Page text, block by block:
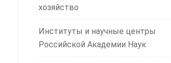
хозяйство
Институты и научные центры
Российской Академии Наук